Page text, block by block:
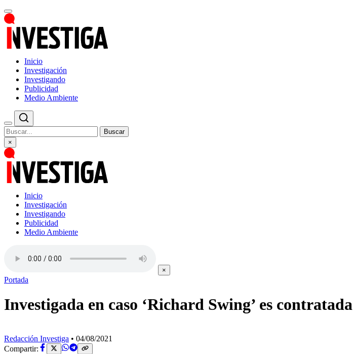
Inicio
Investigación
Investigando
Publicidad
Medio Ambiente
Buscar
×
Inicio
Investigación
Investigando
Publicidad
Medio Ambiente
×
Portada
Investigada en caso ‘Richard Swing’ es
Redacción Investiga • 04/08/2021
Compartir: